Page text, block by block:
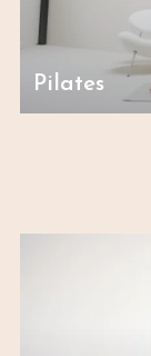
Pilates